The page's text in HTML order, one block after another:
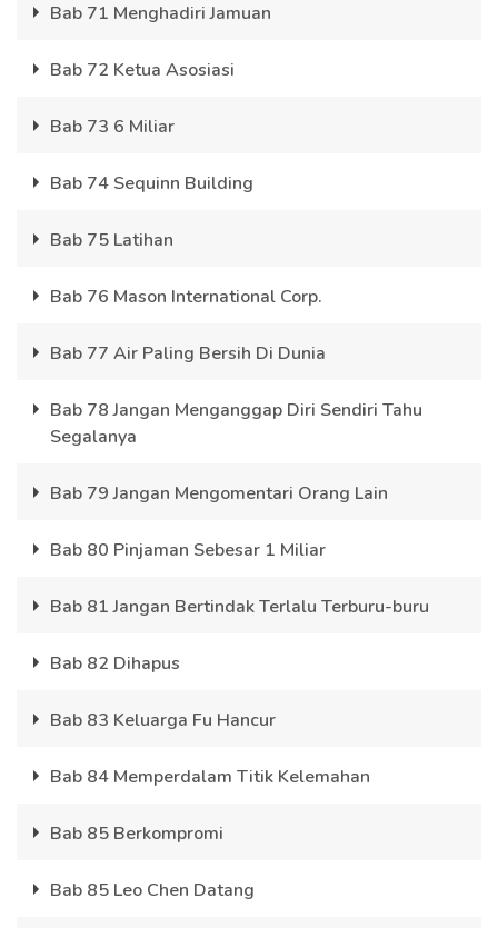
Bab 71 Menghadiri Jamuan
Bab 72 Ketua Asosiasi
Bab 73 6 Miliar
Bab 74 Sequinn Building
Bab 75 Latihan
Bab 76 Mason International Corp.
Bab 77 Air Paling Bersih Di Dunia
Bab 78 Jangan Menganggap Diri Sendiri Tahu
Segalanya
Bab 79 Jangan Mengomentari Orang Lain
Bab 80 Pinjaman Sebesar 1 Miliar
Bab 81 Jangan Bertindak Terlalu Terburu-buru
Bab 82 Dihapus
Bab 83 Keluarga Fu Hancur
Bab 84 Memperdalam Titik Kelemahan
Bab 85 Berkompromi
Bab 85 Leo Chen Datang